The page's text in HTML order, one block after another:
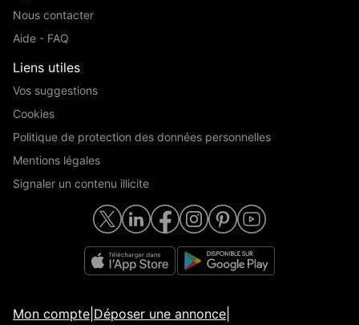
Nous contacter
Aide - FAQ
Liens utiles
Vos suggestions
Cookies
Politique de protection des données personnelles
Mentions légales
Signaler un contenu illicite
Mon compte Déposer une annonce